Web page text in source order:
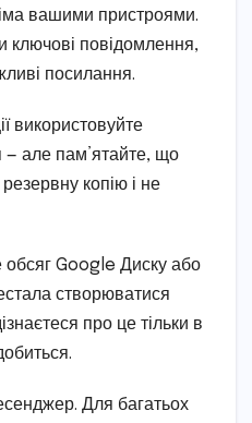
вашими пристроями.
ключові повідомлення,
посилання.
використовуйте
— але пам’ятайте, що
копію і не
обсяг Google Диску або
створюватися
про це тільки в
Для багатьох